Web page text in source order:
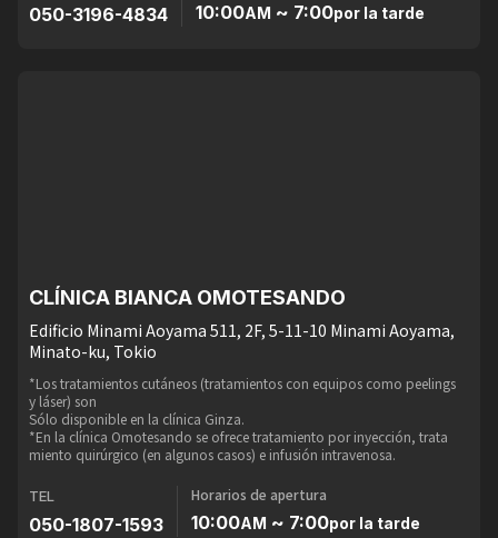
050-3196-4834 10:00AM ~ 7:00por la tarde
CLÍNICA BIANCA OMOTESANDO
Edificio Minami Aoyama 511, 2F, 5-11-10 Minami Aoyama,
Minato-ku, Tokio
*Los tratamientos cutáneos (tratamientos con equipos como peelings
y láser) son
Sólo disponible en la clínica Ginza.
*En la clínica Omotesando se ofrece tratamiento por inyección, trata
miento quirúrgico (en algunos casos) e infusión intravenosa.
TEL
050-1807-1593
Horarios de apertura
10:00AM ~ 7:00por la tarde